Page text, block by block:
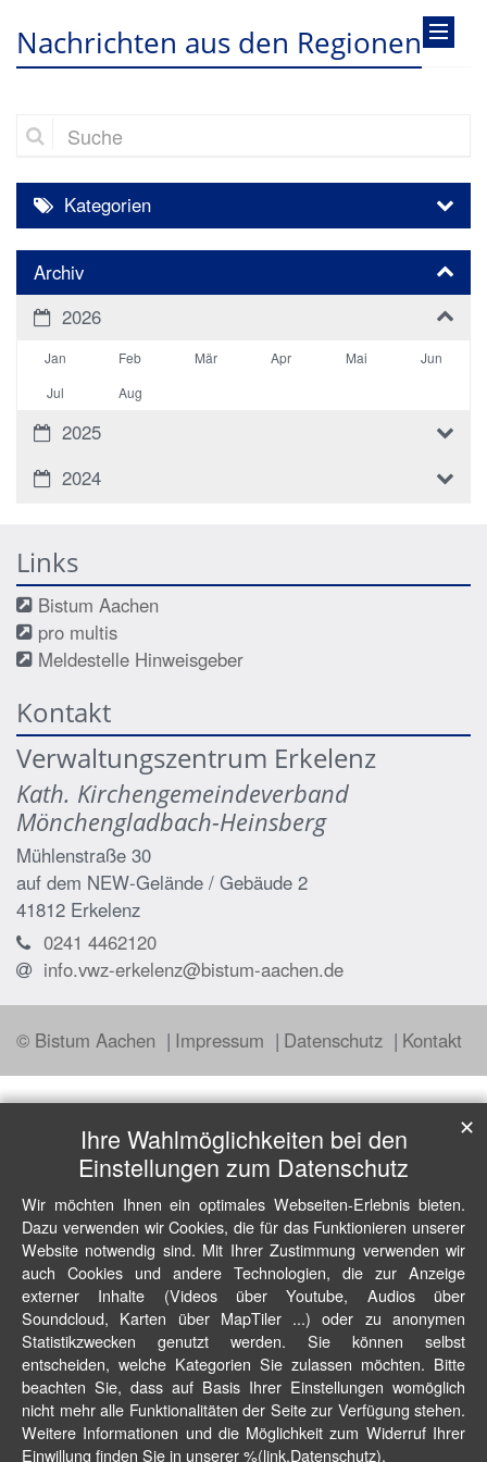
Nachrichten aus den Regionen
Suche
Kategorien
Archiv
2026
Jan Feb Mär Apr Mai
Jun
Jul
Aug
2025
2024
Links
Bistum Aachen
pro multis
Meldestelle Hinweisgeber
Kontakt
Verwaltungszentrum Erkelenz
Kath. Kirchengemeindeverband
Mönchengladbach-Heinsberg
Mühlenstraße 30
auf dem NEW-Gelände / Gebäude 2
41812 Erkelenz
0241 4462120
info.vwz-erkelenz@bistum-aachen.de
© Bistum Aachen Impressum Datenschutz Kontakt
Ihre Wahlmöglichkeiten bei den
Einstellungen zum Datenschutz
Wir möchten Ihnen ein optimales Webseiten-Erlebnis bieten.
Dazu verwenden wir Cookies, die für das Funktionieren unserer
Website notwendig sind. Mit Ihrer Zustimmung verwenden wir
auch Cookies und andere Technologien, die zur Anzeige
externer Inhalte (Videos über Youtube, Audios über
Soundcloud, Karten über MapTiler ...) oder zu anonymen
Statistikzwecken genutzt werden. Sie können selbst
entscheiden, welche Kategorien Sie zulassen möchten. Bitte
beachten Sie, dass auf Basis Ihrer Einstellungen womöglich
nicht mehr alle Funktionalitäten der Seite zur Verfügung stehen.
Weitere Informationen und die Möglichkeit zum Widerruf Ihrer
Einwillung finden Sie in unserer %(link.Datenschutz).
✕